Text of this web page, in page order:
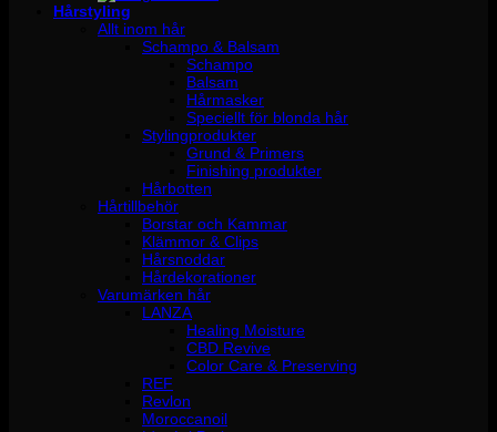
Hårstyling
Allt inom hår
Schampo & Balsam
Schampo
Balsam
Hårmasker
Speciellt för blonda hår
Stylingprodukter
Grund & Primers
Finishing produkter
Hårbotten
Hårtillbehör
Borstar och Kammar
Klämmor & Clips
Hårsnoddar
Hårdekorationer
Varumärken hår
LANZA
Healing Moisture
CBD Revive
Color Care & Preserving
REF
Revlon
Moroccanoil